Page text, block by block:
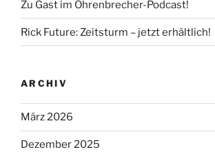
Zu Gast im Ohrenbrecher-Podcast!
Rick Future: Zeitsturm – jetzt erhältlich!
ARCHIV
März 2026
Dezember 2025